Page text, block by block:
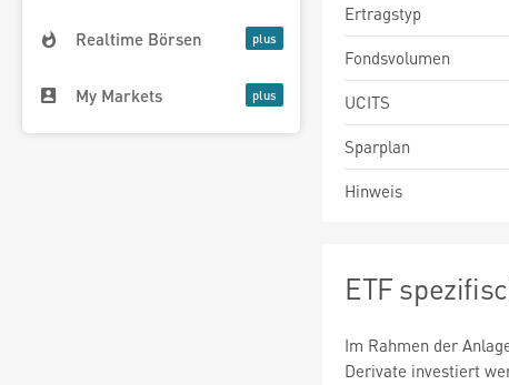
Realtime Börsen
My Markets
Ertragstyp
Fondsvolumen
UCITS
Sparplan
Hinweis
ETF
Im Rahmen der
Derivate investiert